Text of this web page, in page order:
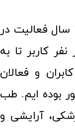
فروشگاه آنلاین تجهیزات پزشکی طب تولید با افتخار نزدیک به ۱۰ سال فعالیت در
پزشکی توانسته مورد اعتماد بیش از ۱۲۰ هزار نفر کاربر تا به
و فعالان
بوده ایم. طب
آرایشی و